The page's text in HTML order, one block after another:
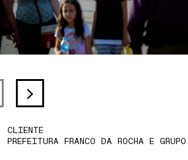
CLIENTE
PREFEITURA FRANCO DA ROCHA E